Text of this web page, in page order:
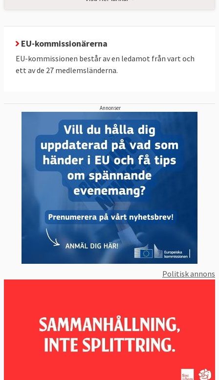
EU-kommissionärerna
EU-kommissionen består av en ledamot från vart och
ett av de 27 medlemsländerna.
Annonser
Politisk annons